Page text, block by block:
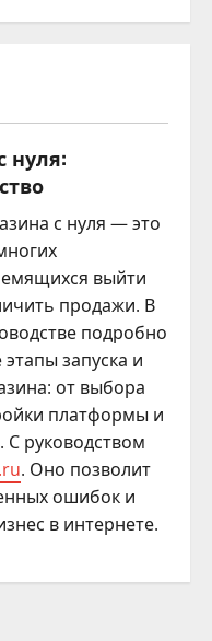
нуля:
с нуля — это
выйти
продажи. В
подробно
запуска и
от выбора
платформы и
С руководством
. Оно позволит
ошибок и
в интернете.